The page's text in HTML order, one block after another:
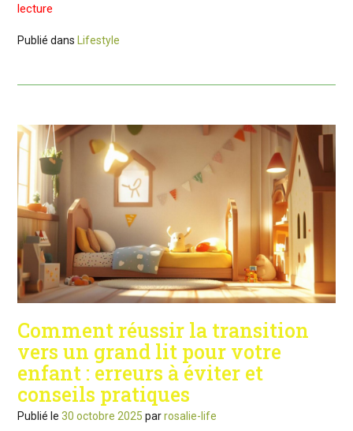
lecture
Publié dans Lifestyle
Comment réussir la transition
vers un grand lit pour votre
enfant : erreurs à éviter et
conseils pratiques
Publié le 30 octobre 2025 parrosalie-life